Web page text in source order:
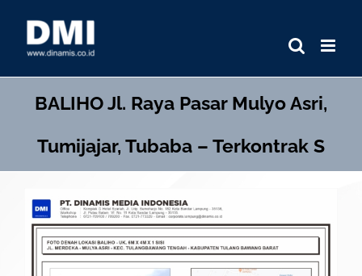
BALIHOJl. Raya Pasar Mulyo Asri,
Tumijajar, Tubaba – Terkontrak S